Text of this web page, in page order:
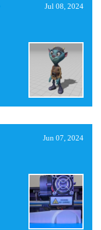
Jul 08, 2024
Jun 07, 2024